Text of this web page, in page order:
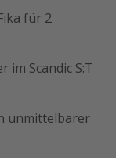
für 2
im Scandic S:T
unmittelbarer